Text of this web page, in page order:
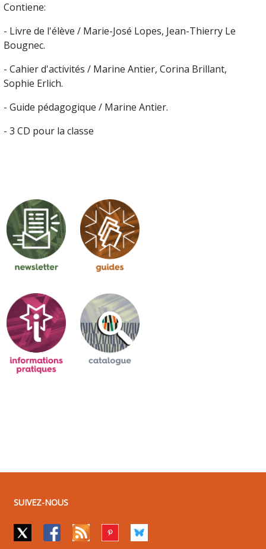
Contiene:
- Livre de l'élève / Marie-José Lopes, Jean-Thierry Le
Bougnec.
- Cahier d'activités / Marine Antier, Corina Brillant,
Sophie Erlich.
- Guide pédagogique / Marine Antier.
- 3 CD pour la classe
SUIVEZ-NOUS